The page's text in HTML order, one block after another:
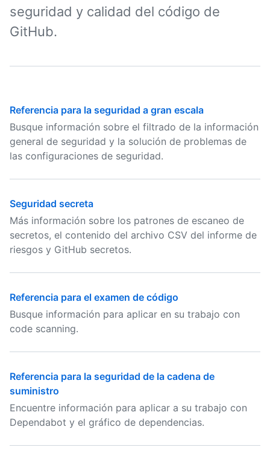
seguridad y calidad del código de
GitHub.
Referencia para la seguridad a gran escala
Busque información sobre el filtrado de la información
general de seguridad y la solución de problemas de
las configuraciones de seguridad.
Seguridad secreta
Más información sobre los patrones de escaneo de
secretos, el contenido del archivo CSV del informe de
riesgos y GitHub secretos.
Referencia para el examen de código
Busque información para aplicar en su trabajo con
code scanning.
Referencia para la seguridad de la cadena de
suministro
Encuentre información para aplicar a su trabajo con
Dependabot y el gráfico de dependencias.